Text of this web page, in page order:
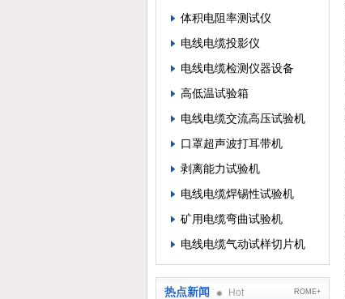
体积电阻率测试仪
电线电缆投影仪
电线电缆检测仪器设备
高低温试验箱
电线电缆交流高压试验机
口罩超声波打耳带机
剥离能力试验机
电线电缆焊锡性试验机
矿用电缆弯曲试验机
电线电缆气动试样切片机
热点新闻 Hot ROME+